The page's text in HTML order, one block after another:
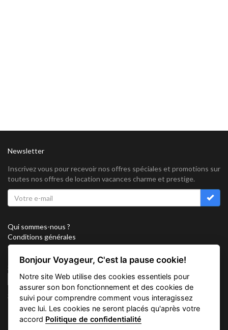
Newsletter
Inscrivez vous pour recevoir nos offres spéciales et promotions sur
toutes nos offres de location vacances charme et prestige.
Qui sommes-nous ?
Conditions générales
Confidentialité
Partenariat
Sitemap
Cookies
Suivez nous sur
Bonjour Voyageur, C'est la pause cookie!
Notre site Web utilise des cookies essentiels pour
assurer son bon fonctionnement et des cookies de
suivi pour comprendre comment vous interagissez
avec lui. Les cookies ne seront placés qu'après votre
accord Politique de confidentialité